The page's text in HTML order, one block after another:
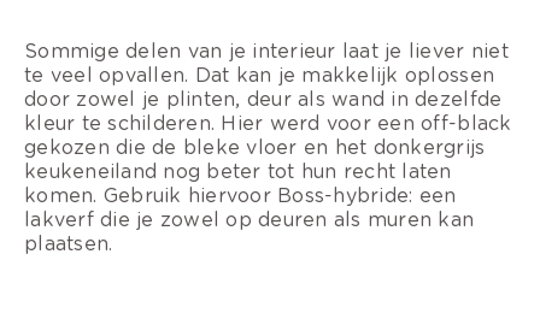
Sommige delen van je interieur laat je liever niet
te veel opvallen. Dat kan je makkelijk oplossen
door zowel je plinten, deur als wand in dezelfde
kleur te schilderen. Hier werd voor een off-black
gekozen die de bleke vloer en het donkergrijs
keukeneiland nog beter tot hun recht laten
komen. Gebruik hiervoor Boss-hybride: een
lakverf die je zowel op deuren als muren kan
plaatsen.